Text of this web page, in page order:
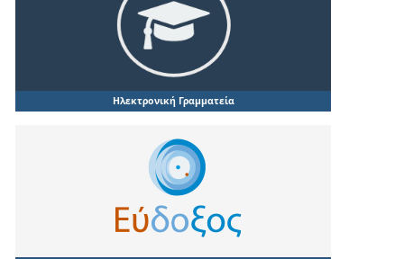
Ηλεκτρονική Γραμματεία